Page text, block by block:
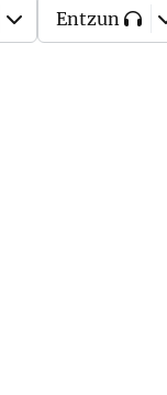
Entzun